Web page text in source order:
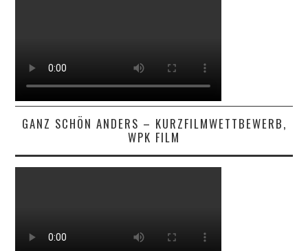
GANZ SCHÖN ANDERS – KURZFILMWETTBEWERB,
WPK FILM